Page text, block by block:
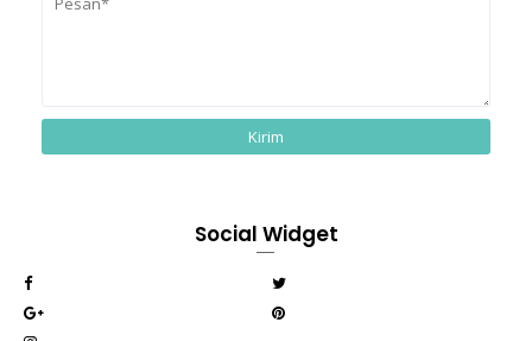
Social Widget